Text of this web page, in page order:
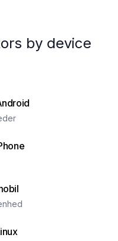
by device